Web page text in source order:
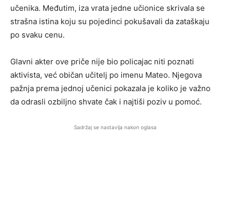
učenika. Međutim, iza vrata jedne učionice skrivala se
strašna istina koju su pojedinci pokušavali da zataškaju
po svaku cenu.
Glavni akter ove priče nije bio policajac niti poznati
aktivista, već običan učitelj po imenu Mateo. Njegova
pažnja prema jednoj učenici pokazala je koliko je važno
da odrasli ozbiljno shvate čak i najtiši poziv u pomoć.
Sadržaj se nastavlja nakon oglasa